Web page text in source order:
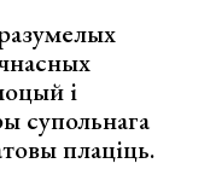
і
супольнага
плаціць.